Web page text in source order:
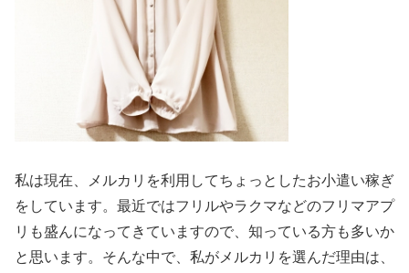
私は現在、メルカリを利用してちょっとしたお小遣い稼ぎ
をしています。最近ではフリルやラクマなどのフリマアプ
リも盛んになってきていますので、知っている方も多いか
と思います。そんな中で、私がメルカリを選んだ理由は、